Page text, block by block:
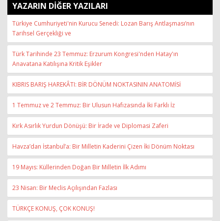
YAZARIN DİĞER YAZILARI
Türkiye Cumhuriyeti'nin Kurucu Senedi: Lozan Barış Antlaşması’nın
Tarihsel Gerçekliği ve
Türk Tarihinde 23 Temmuz: Erzurum Kongresi'nden Hatay'ın
Anavatana Katılışına Kritik Eşikler
KIBRIS BARIŞ HAREKÂTI: BİR DÖNÜM NOKTASININ ANATOMİSİ
1 Temmuz ve 2 Temmuz: Bir Ulusun Hafızasında İki Farklı İz
Kırk Asırlık Yurdun Dönüşü: Bir İrade ve Diplomasi Zaferi
Havza’dan İstanbul’a: Bir Milletin Kaderini Çizen İki Dönüm Noktası
19 Mayıs: Küllerinden Doğan Bir Milletin İlk Adımı
23 Nisan: Bir Meclis Açılışından Fazlası
TÜRKÇE KONUŞ, ÇOK KONUŞ!